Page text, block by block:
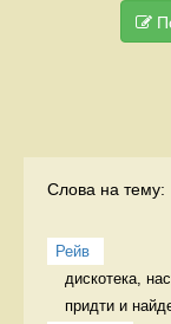
Слова на тему:
Рейв
дискотека,
придти и